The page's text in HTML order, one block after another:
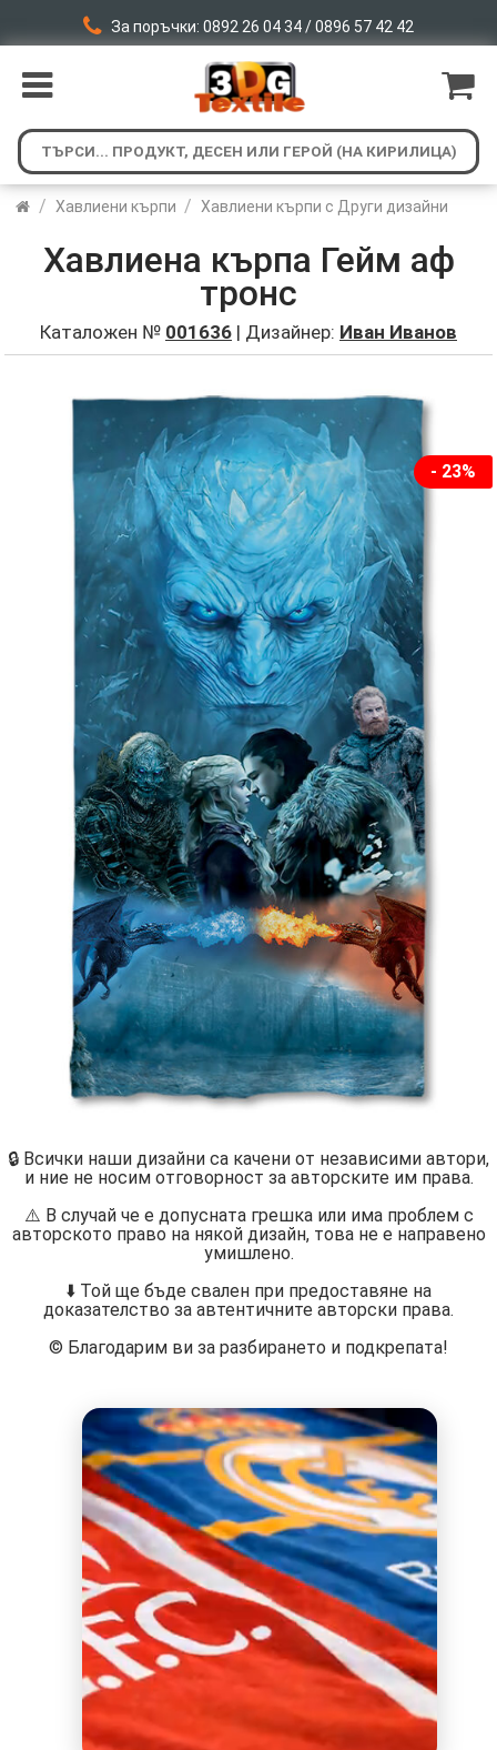
За поръчки: 0892 26 04 34 / 0896 57 42 42
/ Хавлиени кърпи / Хавлиени кърпи с Други дизайни
Хавлиена кърпа Гейм аф
тронс
Каталожен № 001636 | Дизайнер: Иван Иванов
- 23%
🔒 Всички наши дизайни са качени от независими автори,
и ние не носим отговорност за авторските им права.
⚠️ В случай че е допусната грешка или има проблем с
авторското право на някой дизайн, това не е направено
умишлено.
⬇️ Той ще бъде свален при предоставяне на
доказателство за автентичните авторски права.
©️ Благодарим ви за разбирането и подкрепата!